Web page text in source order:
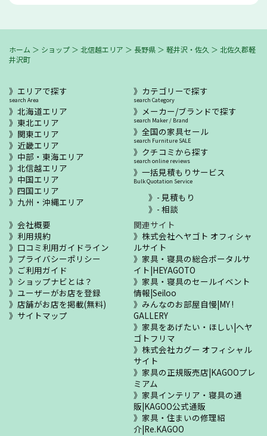
ホーム ＞ ショップ ＞ 北信越エリア ＞ 長野県 ＞ 軽井沢・佐久 ＞ 北佐久郡軽
井沢町
エリアで探す
search Area
北海道エリア
東北エリア
関東エリア
近畿エリア
中部・東海エリア
北信越エリア
中国エリア
四国エリア
九州・沖縄エリア
カテゴリーで探す
search Category
メーカー/ブランドで探す
search Maker / Brand
全国の家具セール
search Furniture SALE
クチコミから探す
search online reviews
一括見積もりサービス
Bulk Quotation Service
- 見積もり
- 相談
会社概要
利用規約
口コミ利用ガイドライン
プライバシーポリシー
ご利用ガイド
ショップナビとは？
ユーザーがお店を登録
店舗がお店を掲載(無料)
サイトマップ
関連サイト
株式会社ヘヤゴト オフィシャ
ルサイト
家具・寝具の総合ポータルサ
イト|HEYAGOTO
家具・寝具のセールイベント
情報|Seiloo
みんなのお部屋自慢|MY !
GALLERY
家具をあげたい・ほしい|ヘヤ
ゴトフリマ
株式会社カグー オフィシャル
サイト
家具の正規販売店|KAGOOプレ
ミアム
家具インテリア・寝具の通
販|KAGOO公式通販
家具・住まいの修理紹
介|Re.KAGOO